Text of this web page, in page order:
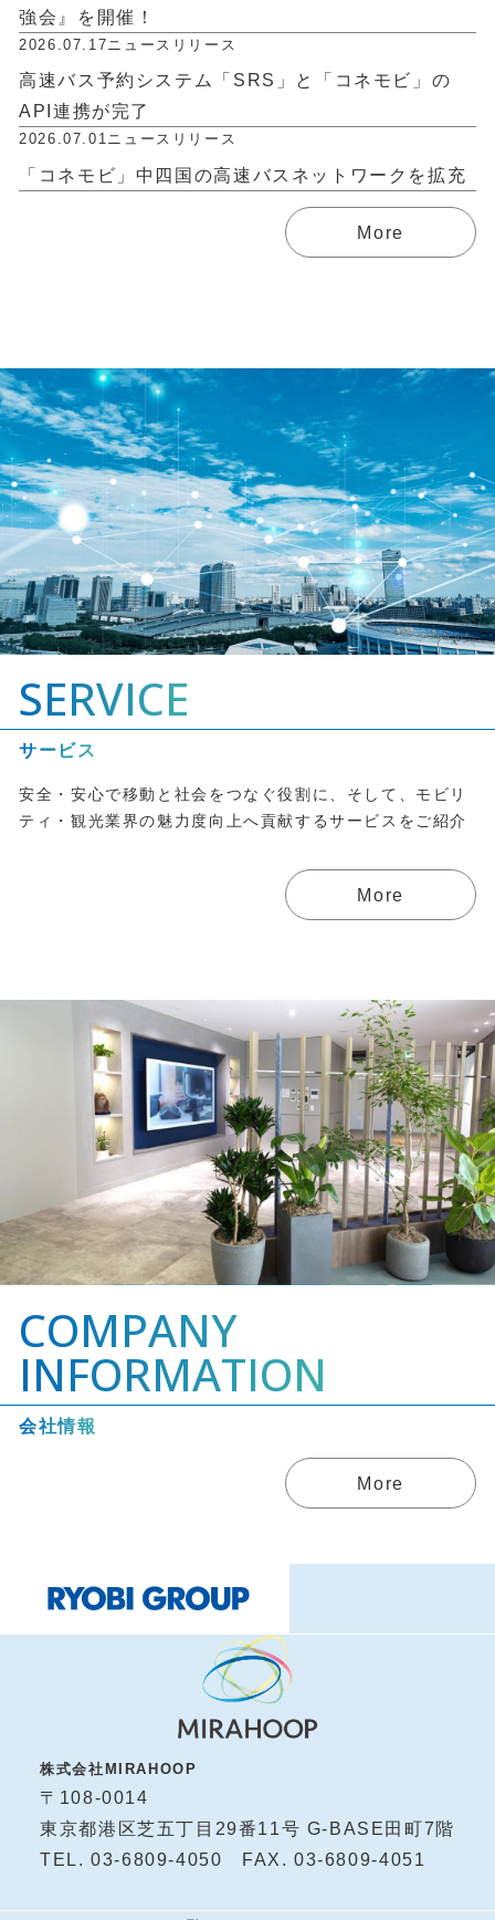
強会』を開催！
2026.07.17ニュースリリース
高速バス予約システム「SRS」と「コネモビ」の
API連携が完了
2026.07.01ニュースリリース
「コネモビ」中四国の高速バスネットワークを拡充
More
SERVICE
サービス
安全・安心で移動と社会をつなぐ役割に、そして、モビリ
ティ・観光業界の魅力度向上へ貢献するサービスをご紹介
More
COMPANY
INFORMATION
会社情報
More
株式会社MIRAHOOP
〒108-0014
東京都港区芝五丁目29番11号 G-BASE田町7階
TEL. 03-6809-4050 FAX. 03-6809-4051